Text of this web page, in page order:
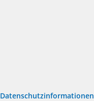
Datenschutzinformationen